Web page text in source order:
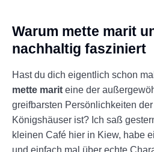
Warum mette marit
nachhaltig fasziniert
Hast du dich eigentlich schon
mette marit eine der
greifbarsten Persönlichkeiten
Königshäuser ist? Ich saß
kleinen Café hier in Kiew, habe
und einfach mal über echte